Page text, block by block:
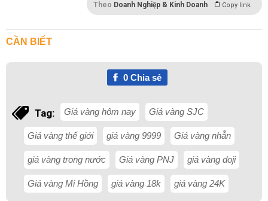
Theo Doanh Nghiệp & Kinh Doanh Copy link
CẦN BIẾT
0Chia sẻ
Tag: Giá vàng hôm nay Giá vàng SJC
Giá vàng thế giới giá vàng 9999 Giá vàng nhẫn
giá vàng trong nước Giá vàng PNJ giá vàng doji
Giá vàng Mi Hồng giá vàng 18k giá vàng 24K